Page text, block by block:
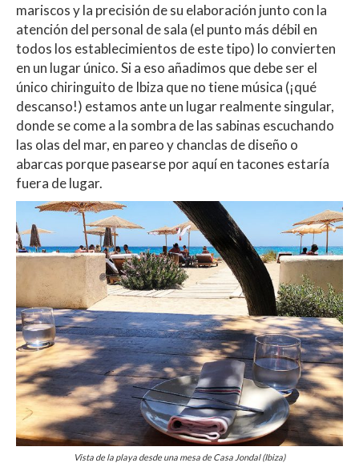
mariscos y la precisión de su elaboración junto con la
atención del personal de sala (el punto más débil en
todos los establecimientos de este tipo) lo convierten
en un lugar único. Si a eso añadimos que debe ser el
único chiringuito de Ibiza que no tiene música (¡qué
descanso!) estamos ante un lugar realmente singular,
donde se come a la sombra de las sabinas escuchando
las olas del mar, en pareo y chanclas de diseño o
abarcas porque pasearse por aquí en tacones estaría
fuera de lugar.
Vista de la playa desde una mesa de Casa Jondal (Ibiza)